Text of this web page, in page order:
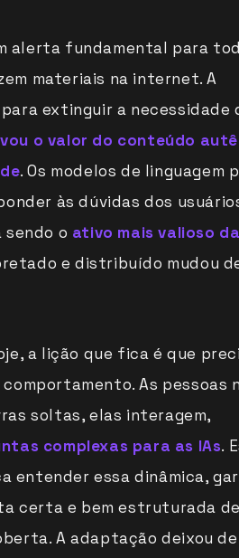
alerta fundamental para
materiais na internet. A
extinguir a necessidade
o valor do conteúdo
. Os modelos de linguagem
às dúvidas dos
o ativo mais valioso
e distribuído mudou
a lição que fica é que
As pessoas
soltas, elas interagem,
complexas para as IAs.
entender essa dinâmica,
certa e bem estruturada
A adaptação deixou